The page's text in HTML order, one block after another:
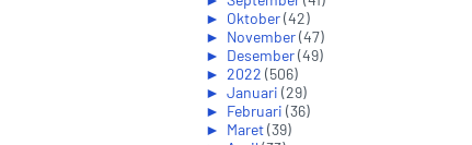
► Oktober(42)
► November(47)
► Desember(49)
► 2022 (506)
► Januari (29)
► Februari (36)
► Maret(39)